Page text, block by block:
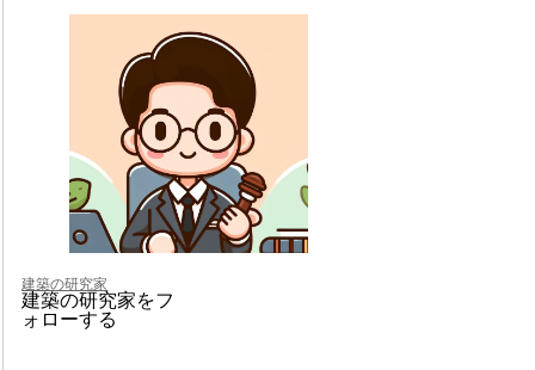
建築の研究家
建築の研究家をフ
ォローする